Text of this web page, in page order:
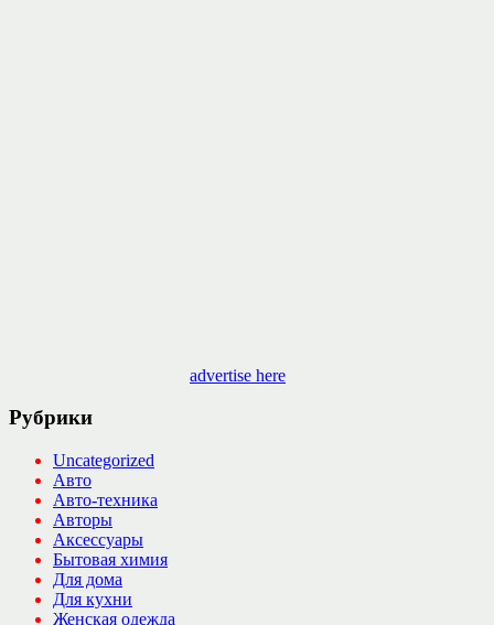
advertise here
Рубрики
Uncategorized
Авто
Авто-техника
Авторы
Аксессуары
Бытовая химия
Для дома
Для кухни
Женская одежда